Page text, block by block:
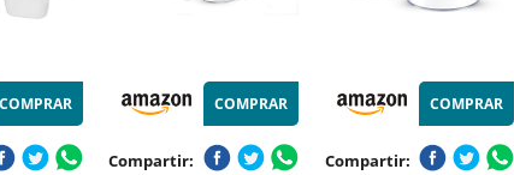
COMPRAR COMPRAR
Compartir:
COMPRAR
Compartir: